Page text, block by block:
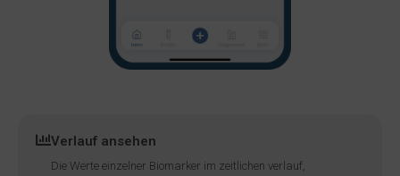
Verlauf ansehen
Die Werte einzelner Biomarker im zeitlichen verlauf,